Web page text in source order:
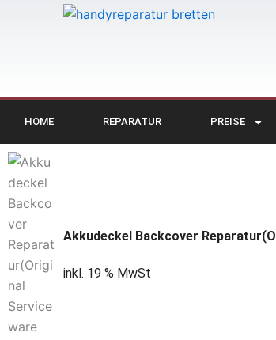
HOME REPARATUR PREISE
Akkudeckel Backcover
inkl. 19 % MwSt